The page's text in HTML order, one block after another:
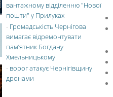
вантажному відділенню "Нової
пошти" у Прилуках
- Громадськість Чернігова
вимагає відремонтувати
пам’ятник Богдану
Хмельницькому
- ворог атакує Чернігівщину
дронами